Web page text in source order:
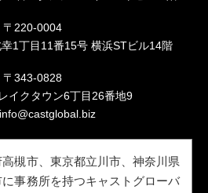
〒220-0004
1丁目11番15号 横浜STビル14階
〒343-0828
イクタウン6丁目26番地9
info@castglobal.biz
槻市、東京都立川市、神奈川県
事務所を持つキャストグローバ